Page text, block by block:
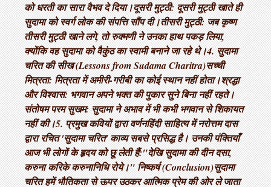
को धरती का सारा वैभव दे दिया। ​दूसरी मुट्ठी: दूसरी मुट्ठी खाते ही
सुदामा को स्वर्ग लोक की संपत्ति सौंप दी। ​तीसरी मुट्ठी: जब कृष्ण
तीसरी मुट्ठी खाने लगे, तो रुक्मणी ने उनका हाथ पकड़ लिया,
क्योंकि वह सुदामा को वैकुंठ का स्वामी बनाने जा रहे थे। ​4. सुदामा
चरित की सीख (Lessons from Sudama Charitra) ​सच्ची
मित्रता: मित्रता में अमीरी-गरीबी का कोई स्थान नहीं होता। ​श्रद्धा
और विश्वास: भगवान अपने भक्त की पुकार सुने बिना नहीं रहते। ​
संतोषम परम सुखम: सुदामा ने अभाव में भी कभी भगवान से शिकायत
नहीं की। ​5. प्रमुख कवियों द्वारा वर्णन ​हिंदी साहित्य में नरोत्तम दास
द्वारा रचित 'सुदामा चरित' काव्य सबसे प्रसिद्ध है। उनकी पंक्तियाँ
आज भी लोगों के हृदय को छू लेती हैं: ​"देखि सुदामा की दीन दसा,
करुना करिके करुनानिधि रोये।" निष्कर्ष (Conclusion) ​सुदामा
चरित हमें भौतिकता से ऊपर उठकर आत्मिक प्रेम की ओर ले जाता